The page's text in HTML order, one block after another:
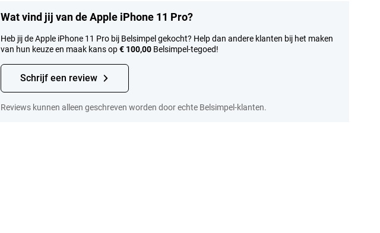
Wat vind jij van de Apple iPhone 11 Pro?
Heb jij de Apple iPhone 11 Pro bij Belsimpel gekocht? Help dan andere klanten bij het maken
van hun keuze en maak kans op€ 100,00 Belsimpel-tegoed!
Schrijf een review
Reviews kunnen alleen geschreven worden door echte Belsimpel-klanten.